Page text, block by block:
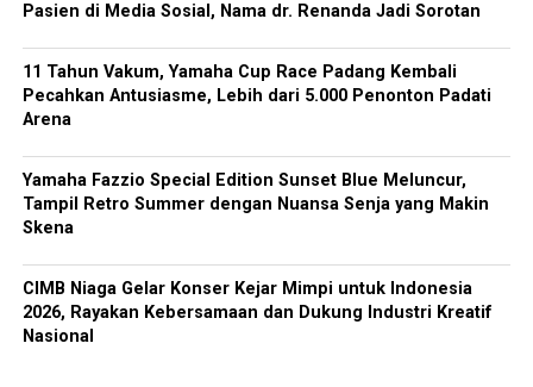
Pasien di Media Sosial, Nama dr. Renanda Jadi Sorotan
11 Tahun Vakum, Yamaha Cup Race Padang Kembali
Pecahkan Antusiasme, Lebih dari 5.000 Penonton Padati
Arena
Yamaha Fazzio Special Edition Sunset Blue Meluncur,
Tampil Retro Summer dengan Nuansa Senja yang Makin
Skena
CIMB Niaga Gelar Konser Kejar Mimpi untuk Indonesia
2026, Rayakan Kebersamaan dan Dukung Industri Kreatif
Nasional